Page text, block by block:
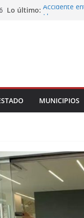
Lo último: Accidente
El diálogo
en Xalapa a
MUNICIPIOS